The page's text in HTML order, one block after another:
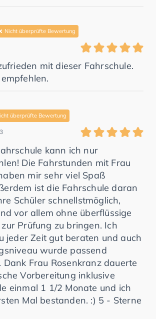
Nicht überprüfte Bewertung
mit dieser Fahrschule.
überprüfte Bewertung
kann ich nur
Die Fahrstunden mit Frau
mir sehr viel Spaß
ist die Fahrschule daran
Schüler schnellstmöglich,
vor allem ohne überflüssige
Prüfung zu bringen. Ich
jeder Zeit gut beraten und auch
wurde passend
Dank Frau Rosenkranz dauerte
Vorbereitung inklusive
einmal 1 1/2 Monate und ich
Mal bestanden. :) 5 - Sterne